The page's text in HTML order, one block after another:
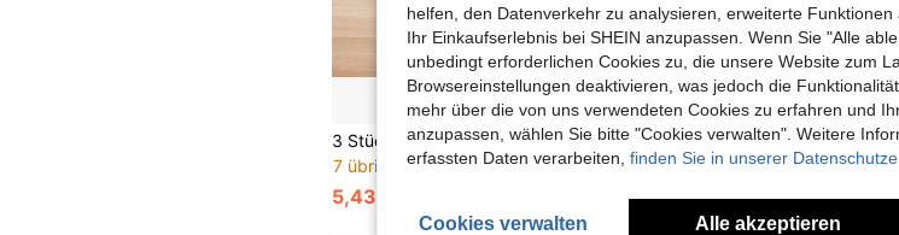
3 Stück/Set Mini Gartenwerkzeug-Set, Rechen mit Holzgriff & kleine Schaufel zum Pflanzen von Samen, Sukkulenten, Topfzubehör
7 übrig
5,43€
OBOVAY 2 Stücke Mini
12 übrig
3,55€
helfen, den Datenverkehr zu analysieren, erweiterte
Ihr Einkaufserlebnis bei SHEIN anzupassen. Wenn Sie "Alle
unbedingt erforderlichen Cookies zu, die unsere Website zum
Browsereinstellungen deaktivieren, was jedoch die
mehr über die von uns verwendeten Cookies zu erfahren und
anzupassen, wählen Sie bitte "Cookies verwalten". Weitere
erfassten Daten verarbeiten, finden Sie in unserer
Cookies verwalten Alle akzeptieren